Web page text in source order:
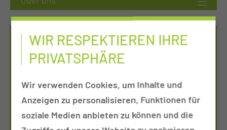
SIE SIND MITARBEITER DES CTK ODER
DER TOCHTERGESELLSCHAFTEN?
+49 355 46 2253
Per E-Mail kontaktieren
WIR RESPEKTIEREN IHRE
PRIVATSPHÄRE
Wir verwenden Cookies, um Inhalte und
Anzeigen zu personalisieren, Funktionen für
soziale Medien anbieten zu können und die